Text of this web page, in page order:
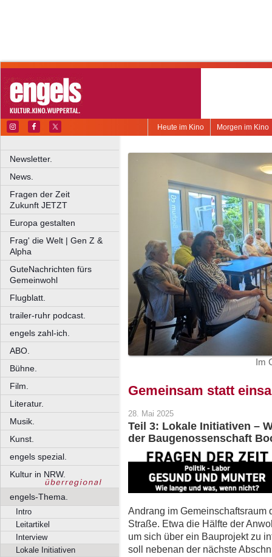
Morgen im Kino
Heute im Kino
Newsletter.
News.
Fragen der Zeit
Zukunft JETZT
Europa gestalten
Frag' die Welt | Gen Z &
Alpha
GuteNachrichten fürs
Gemeinwohl
Flugblatt.
trailer-ruhr podcast.
engels zahl-ich.
ABO.
Bühne.
Film.
Literatur.
Musik.
Kunst.
engels spezial.
Kultur in NRW.
engels-Thema.
Intro
Leitartikel
Interview
Lokale Initiativen
Im
Gemeinsam statt
28. Mai 2025
Teil 3: Lokale Initiativen –
der Baugenossenschaft
Andrang im
Straße. Etwa die Hälfte der
um sich über ein Bauprojekt zu
soll nebenan der nächste